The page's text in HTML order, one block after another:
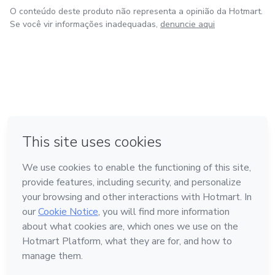
O conteúdo deste produto não representa a opinião da Hotmart.
Se você vir informações inadequadas, denuncie aqui
Feito com ❤ na Cidade do México
Conheça a Hotmart
Idioma
Português